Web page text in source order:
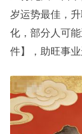
岁运势最佳，
化，部分人可
件】，助旺事业